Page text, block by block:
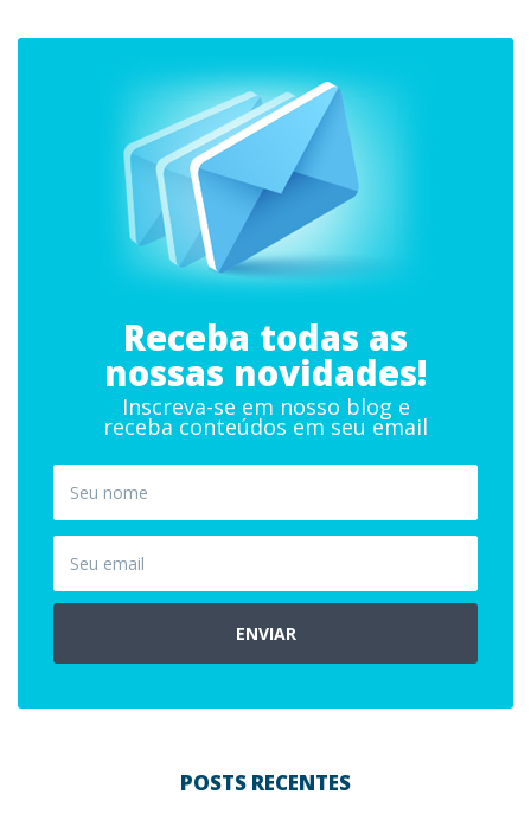
Receba todas as
nossas novidades!
Inscreva-se em nosso blog e
receba conteúdos em seu email
ENVIAR
POSTS RECENTES